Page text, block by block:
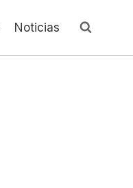
Noticias